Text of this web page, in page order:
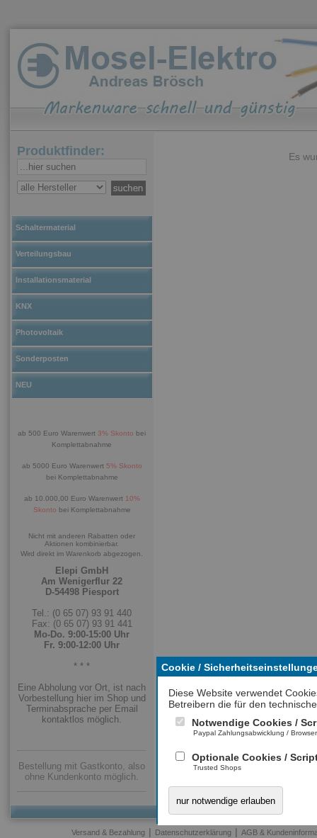
Cookie /
Diese Website verwendet
Betreibern die für den
Notwendige Cookies /
Paypal Zahlungsabwicklung /
Optionale Cookies /
Trusted Shops
nur notwendige erlauben
Produktfinder:
Schaltermaterial
Verteilungsbau
Installationsmaterial
KNX
Photovoltaik
Sonderposten
NEU
ab 500 Euro Warenwert 3% Skonto bei
Komplettabnahme
ab 5000 Euro Warenwert 5% Skonto
bei Komplettabnahme
ab 10.000,00 Euro Warenwert 10%
Skonto bei Komplettabnahme
Nicht mit anderen Rabatten oder
Aktionen kombinierbar.
Wird direkt im Warenkorb abgezogen.
Elepi GmbH
Am Wenigerflur 22
D-54498 Piesport
Tel.: (0 65 07) 93 91 440
Fax: (0 65 07) 93 91 441
Mo-Do. 9:00-15:00 Uhr
Fr. 9:00-12:00 Uhr
* * *
Eine Abholung vor Ort, ist nach
Vorbestellung hier im Shop und
Terminabsprache per Email
kontaktlos möglich.
Bestellung mit Gastkonto, also
ohne Kundenkonto möglich.
Es
Versand & Bezahlung | Datenschutzerklärung | AGB &